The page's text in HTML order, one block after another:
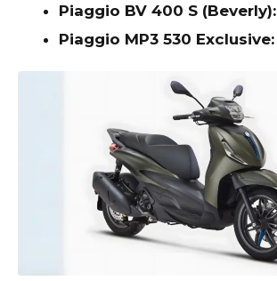
Piaggio BV 400 S (Beverly):
Piaggio MP3 530 Exclusive: